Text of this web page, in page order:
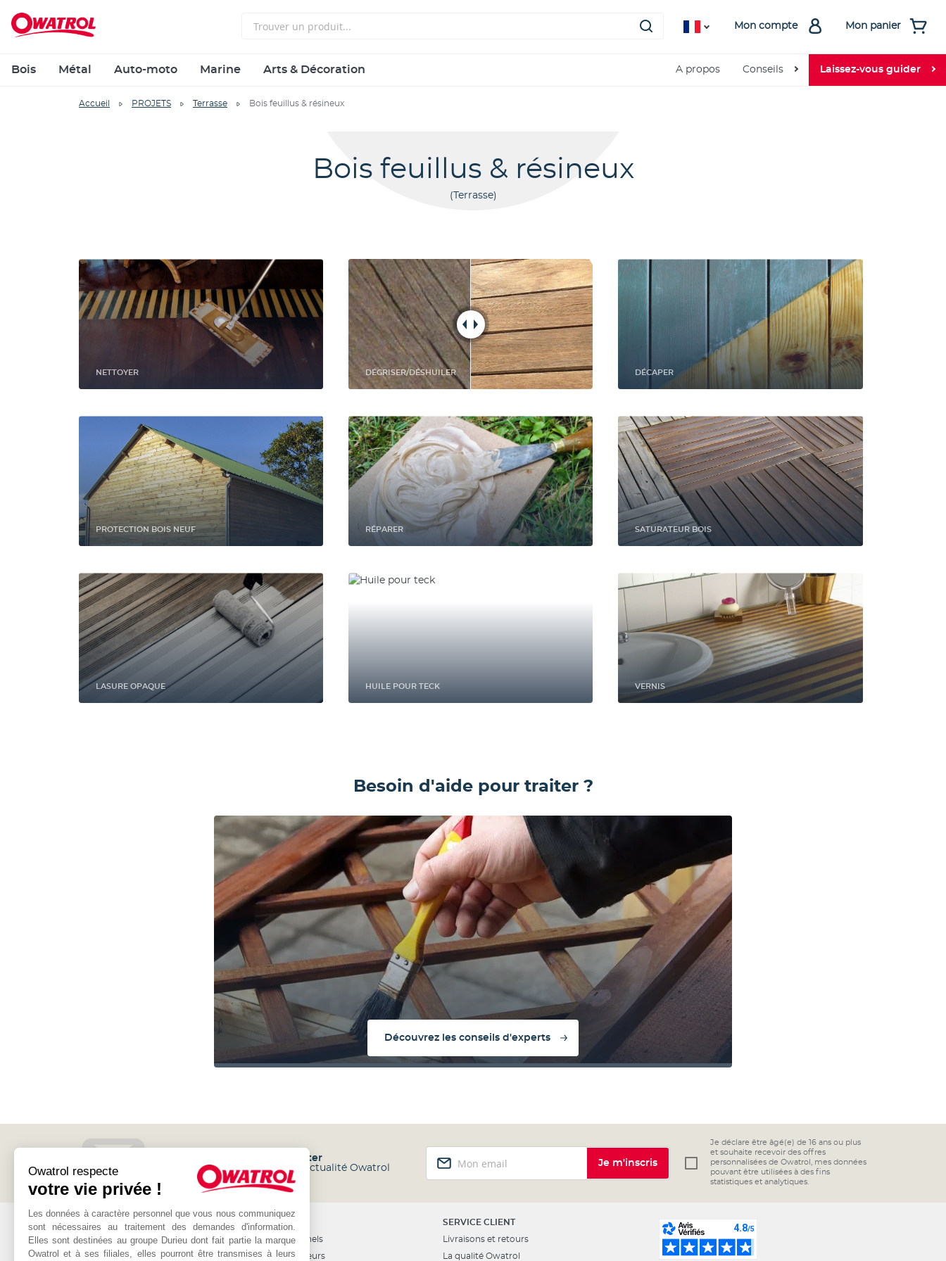
Owatrol respecte
votre vie privée !
Les données à caractère personnel que vous nous communiquez
sont nécessaires au traitement des demandes d'information.
Elles sont destinées au groupe Durieu dont fait partie la marque
Owatrol et à ses filiales, elles pourront être transmises à leurs
Mon compte Mon panier
Bois Métal Auto-moto Marine Arts & Décoration A propos Conseils Laissez-vous guider
Accueil PROJETS Terrasse Bois feuillus & résineux
Bois feuillus & résineux
Terrasse
NETTOYER DÉGRISER/DÉSHUILER DÉCAPER
PROTECTION BOIS NEUF RÉPARER SATURATEUR BOIS
LASURE OPAQUE HUILE POUR TECK VERNIS
Besoin d'aide pour traiter ?
Découvrez les conseils d'experts
newsletter
et recevez les promotions et l'actualité Owatrol
notre
Je m'inscris
Je déclare être âgé(e) de 16 ans ou plus
et souhaite recevoir des offres
personnalisées de Owatrol, mes données
pouvant être utilisées à des fins
statistiques et analytiques.
OWATROL
Produits
Projets
AUTRE
Professionnels
Les revendeurs
SERVICE CLIENT
Livraisons et retours
La qualité Owatrol